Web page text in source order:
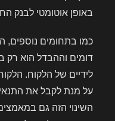
באופן אוטומטי לבנק
כמו בתחומים נוספים,
דומים וההבדל הוא רק
לידיים של הלקוח.
על מנת לקבל את
השינוי הזה גם